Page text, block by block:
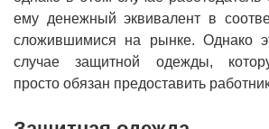
ему денежный эквивалент в
сложившимися на рынке. Однако
случае защитной одежды,
просто обязан предоставить